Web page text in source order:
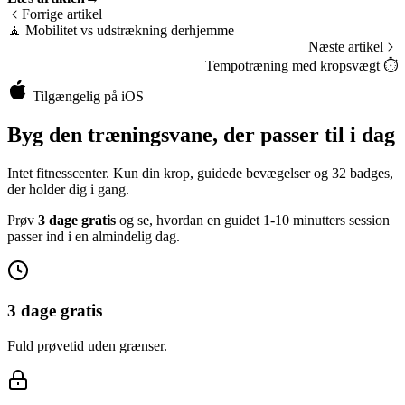
Forrige artikel
🧘 Mobilitet vs udstrækning derhjemme
Næste artikel
Tempotræning med kropsvægt ⏱️
Tilgængelig på iOS
Byg den træningsvane, der passer til i dag
Intet fitnesscenter. Kun din krop, guidede bevægelser og 32 badges,
der holder dig i gang.
Prøv 3 dage gratis og se, hvordan en guidet 1-10 minutters session
passer ind i en almindelig dag.
3 dage gratis
Fuld prøvetid uden grænser.